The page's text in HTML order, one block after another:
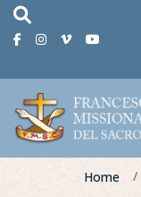
FacebookInstagram
Vimeo
fa-
glass
Home